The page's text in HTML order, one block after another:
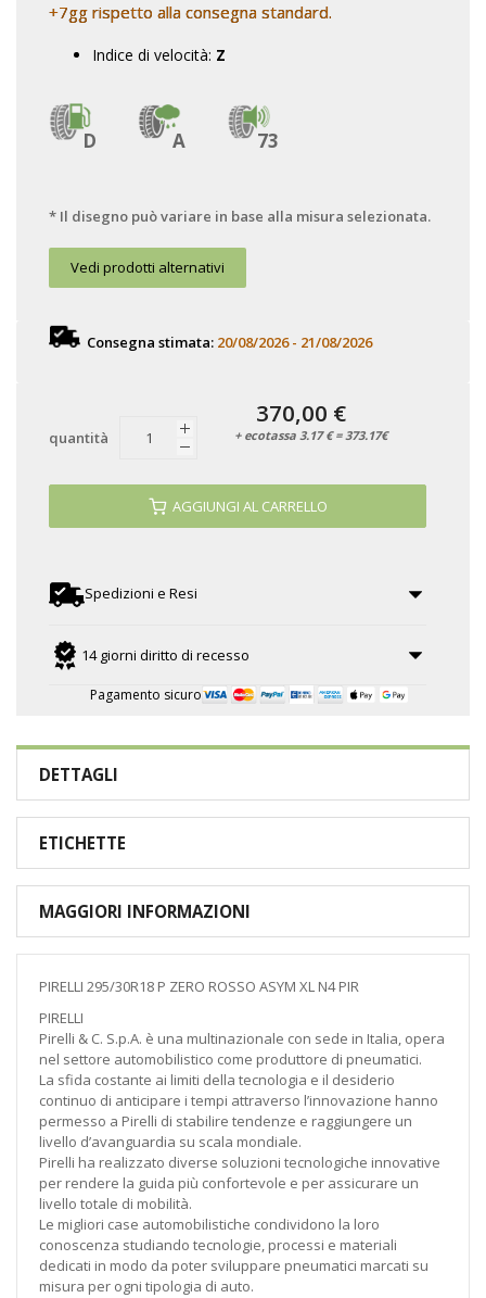
+7gg rispetto alla consegna standard.
Indice di velocità: Z
D A 73
* Il disegno può variare in base alla misura selezionata.
Vedi prodotti alternativi
Consegna stimata: 20/08/2026 - 21/08/2026
quantità
AGGIUNGI AL CARRELLO
Spedizioni e Resi
14 giorni diritto di recesso
Pagamento sicuro
370,00 €
+ ecotassa 3.17 € = 373.17€
DETTAGLI
ETICHETTE
MAGGIORI INFORMAZIONI
PIRELLI 295/30R18 P ZERO ROSSO ASYM XL N4 PIR
PIRELLI
Pirelli & C. S.p.A. è una multinazionale con sede in Italia, opera
nel settore automobilistico come produttore di pneumatici.
La sfida costante ai limiti della tecnologia e il desiderio
continuo di anticipare i tempi attraverso l’innovazione hanno
permesso a Pirelli di stabilire tendenze e raggiungere un
livello d’avanguardia su scala mondiale.
Pirelli ha realizzato diverse soluzioni tecnologiche innovative
per rendere la guida più confortevole e per assicurare un
livello totale di mobilità.
Le migliori case automobilistiche condividono la loro
conoscenza studiando tecnologie, processi e materiali
dedicati in modo da poter sviluppare pneumatici marcati su
misura per ogni tipologia di auto.